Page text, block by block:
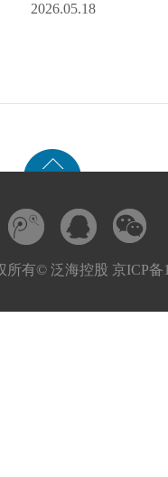
2026.05.18
所有© 泛海控股 京ICP备